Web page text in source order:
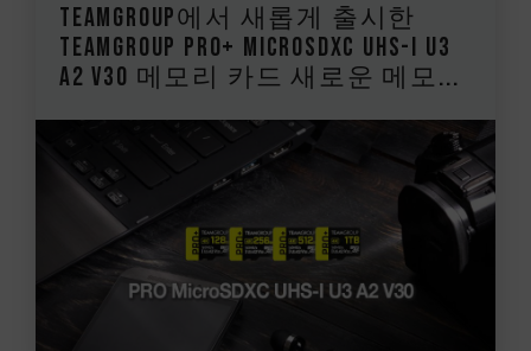
TEAMGROUP에서 새롭게 출시한
TEAMGROUP PRO+ MicroSDXC UHS-I U3
A2 V30 메모리 카드 새로운 메모...